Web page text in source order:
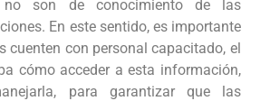
no son de conocimiento de las
En este sentido, es importante
cuenten con personal capacitado, el
cómo acceder a esta información,
para garantizar que las